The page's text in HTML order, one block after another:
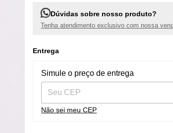
Dúvidas sobre nosso produto?
Tenha atendimento exclusivo com nossa
Entrega
Entregas para o CEP:
Simule o preço de entrega
Não sei meu CEP